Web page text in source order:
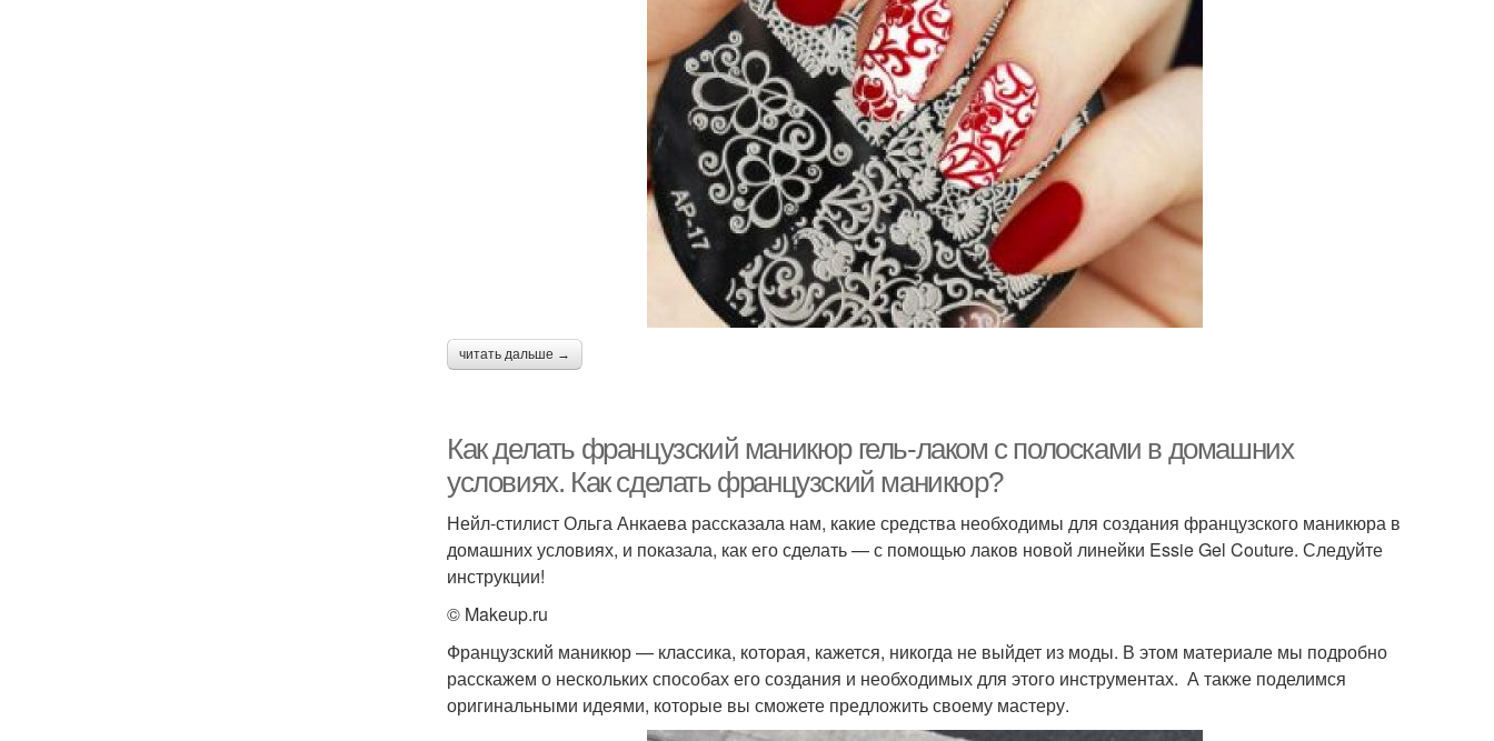
читать дальше →
Как делать французский маникюр гель-лаком с полосками в домашних
условиях. Как сделать французский маникюр?
Нейл-стилист Ольга Анкаева рассказала нам, какие средства необходимы для создания французского маникюра в
домашних условиях, и показала, как его сделать — с помощью лаков новой линейки Essie Gel Couture. Следуйте
инструкции!
© Makeup.ru
Французский маникюр — классика, которая, кажется, никогда не выйдет из моды. В этом материале мы подробно
расскажем о нескольких способах его создания и необходимых для этого инструментах. А также поделимся
оригинальными идеями, которые вы сможете предложить своему мастеру.